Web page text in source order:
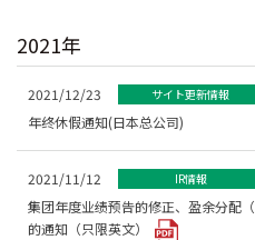
2021年
2021/12/23 サイト更新情報
年终休假通知(日本总公司)
2021/11/12 IR情報
集团年度业绩预告的修正、盈余分配
的通知（只限英文）